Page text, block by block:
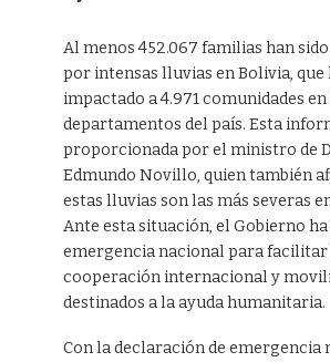
Al menos 452.067 familias han
por intensas lluvias en Bolivia, que
impactado a 4.971 comunidades
departamentos del país. Esta
proporcionada por el ministro de
Edmundo Novillo, quien también
estas lluvias son las más severas
Ante esta situación, el Gobierno
emergencia nacional para facilitar
cooperación internacional y
destinados a la ayuda humanitaria.
Con la declaración de emergencia